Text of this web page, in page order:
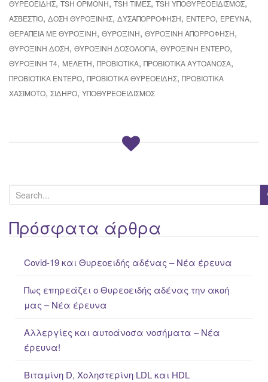
ΘΥΡΕΟΕΙΔΉΣ, TSH ΟΡΜΌΝΗ, TSH ΤΙΜΈΣ, TSH ΥΠΟΘΥΡΕΟΕΙΔΙΣΜΌΣ,
ΑΣΒΈΣΤΙΟ, ΔΌΣΗ ΘΥΡΟΞΊΝΗΣ, ΔΥΣΑΠΟΡΡΌΦΗΣΗ, ΈΝΤΕΡΟ, ΈΡΕΥΝΑ,
ΘΕΡΑΠΕΊΑ ΜΕ ΘΥΡΟΞΊΝΗ, ΘΥΡΟΞΊΝΗ, ΘΥΡΟΞΊΝΗ ΑΠΟΡΡΌΦΗΣΗ,
ΘΥΡΟΞΊΝΗ ΔΌΣΗ, ΘΥΡΟΞΊΝΗ ΔΟΣΟΛΟΓΊΑ, ΘΥΡΟΞΊΝΗ ΈΝΤΕΡΟ,
ΘΥΡΟΞΊΝΗ Τ4, ΜΕΛΈΤΗ, ΠΡΟΒΙΟΤΙΚΆ, ΠΡΟΒΙΟΤΙΚΆ ΑΥΤΟΆΝΟΣΑ,
ΠΡΟΒΙΟΤΙΚΆ ΈΝΤΕΡΟ, ΠΡΟΒΙΟΤΙΚΆ ΘΥΡΕΟΕΙΔΉΣ, ΠΡΟΒΙΟΤΙΚΆ
ΧΑΣΙΜΌΤΟ, ΣΊΔΗΡΟ, ΥΠΟΘΥΡΕΟΕΙΔΙΣΜΌΣ
e
a
rΠρόσφατα άρθρα
Covid-19 και Θυρεοειδής αδένας – Νέα έρευνα
Πως επηρεάζει ο Θυρεοειδής αδένας την ακοή
μας – Νέα έρευνα
Αλλεργίες και αυτοάνοσα νοσήματα – Νέα
έρευνα!
Βιταμίνη D, Χοληστερίνη LDL και HDL